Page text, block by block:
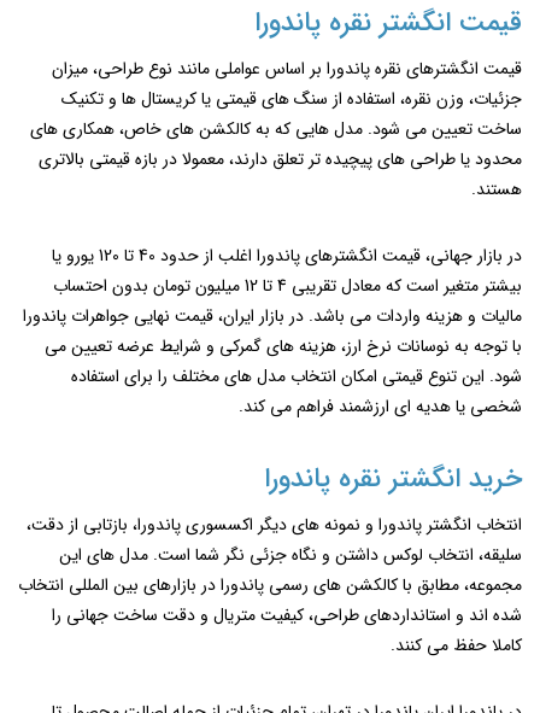
قیمت انگشتر نقره پاندورا
قیمت انگشترهای نقره پاندورا بر اساس عواملی مانند نوع طراحی، میزان
جزئیات، وزن نقره، استفاده از سنگ ‌های قیمتی یا کریستال ‌ها و تکنیک
ساخت تعیین می ‌شود. مدل‌ هایی که به کالکشن‌ های خاص، همکاری‌ های
محدود یا طراحی‌ های پیچیده ‌تر تعلق دارند، معمولا در بازه قیمتی بالاتری
هستند.
در بازار جهانی، قیمت انگشترهای پاندورا اغلب از حدود 40 تا 120 یورو یا
بیشتر متغیر است که معادل تقریبی 4 تا 12 میلیون تومان بدون احتساب
مالیات و هزینه واردات می‌ باشد. در بازار ایران، قیمت نهایی جواهرات پاندورا
با توجه به نوسانات نرخ ارز، هزینه ‌های گمرکی و شرایط عرضه تعیین می‌
شود. این تنوع قیمتی امکان انتخاب مدل‌ های مختلف را برای استفاده
شخصی یا هدیه ‌ای ارزشمند فراهم می ‌کند.
خرید انگشتر نقره پاندورا
انتخاب انگشتر پاندورا و نمونه های دیگر اکسسوری پاندورا، بازتابی از دقت،
سلیقه، انتخاب لوکس داشتن و نگاه جزئی ‌نگر شما است. مدل‌ های این
مجموعه، مطابق با کالکشن‌ های رسمی پاندورا در بازارهای بین ‌المللی انتخاب
شده‌ اند و استانداردهای طراحی، کیفیت متریال و دقت ساخت جهانی را
کاملا حفظ می ‌کنند.